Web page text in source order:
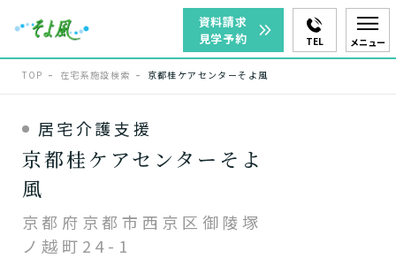
資料請求
見学予約
TEL メニュー
TOP 在宅系施設検索 京都桂ケアセンターそよ風
居宅介護支援
京都桂ケアセンターそよ
風
京都府京都市西京区御陵塚
ノ越町24-1